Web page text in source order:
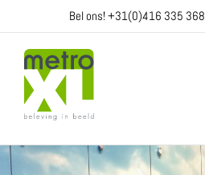
Bel ons!+31(0)416 335 368